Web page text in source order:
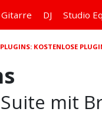
Gitarre DJ Studio
PLUGINS: KOSTENLOSE
mit